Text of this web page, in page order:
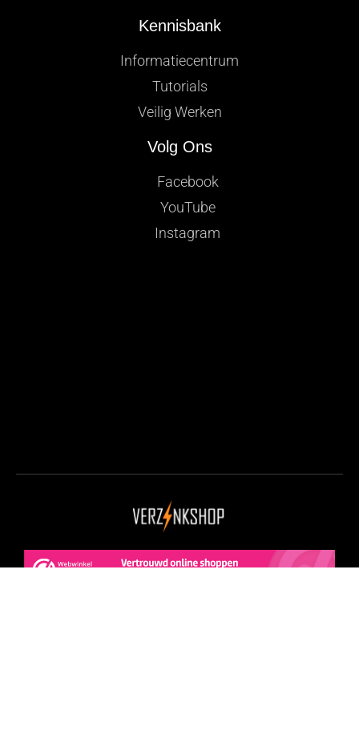
Kennisbank
Informatiecentrum
Tutorials
Veilig Werken
Volg Ons
Facebook
YouTube
Instagram